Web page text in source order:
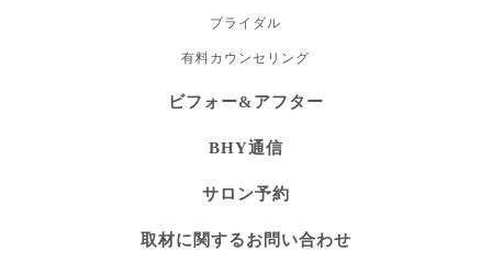
ブライダル
有料カウンセリング
ビフォー&アフター
BHY通信
サロン予約
取材に関するお問い合わせ